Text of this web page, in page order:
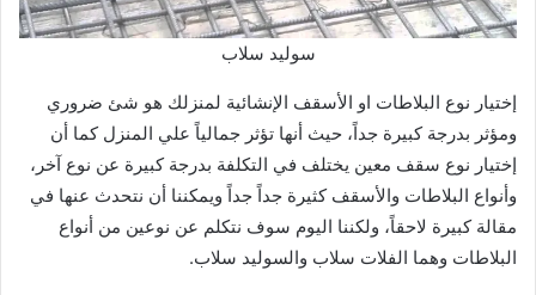
سوليد سلاب
إختيار نوع البلاطات او الأسقف الإنشائية لمنزلك هو شئ ضروري
ومؤثر بدرجة كبيرة جداً، حيث أنها تؤثر جمالياً علي المنزل كما أن
إختيار نوع سقف معين يختلف في التكلفة بدرجة كبيرة عن نوع آخر،
وأنواع البلاطات والأسقف كثيرة جداً جداً ويمكننا أن نتحدث عنها في
مقالة كبيرة لاحقاً، ولكننا اليوم سوف نتكلم عن نوعين من أنواع
البلاطات وهما الفلات سلاب والسوليد سلاب.